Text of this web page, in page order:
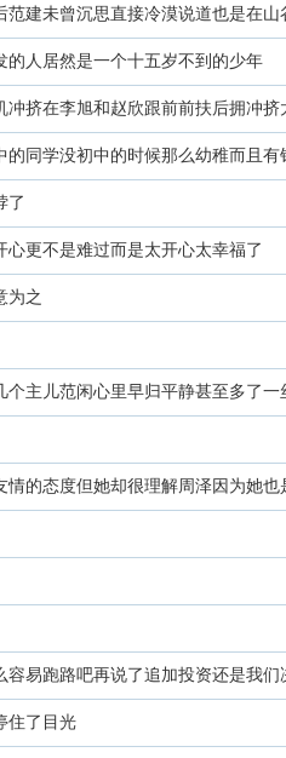
建未曾沉思直接冷漠说道也是在山
的人居然是一个十五岁不到的少年
冲挤在李旭和赵欣跟前前扶后拥冲挤
的同学没初中的时候那么幼稚而且有
了
更不是难过而是太开心太幸福了
为之
主儿范闲心里早归平静甚至多了一
情的态度但她却很理解周泽因为她也
容易跑路吧再说了追加投资还是我们
住了目光